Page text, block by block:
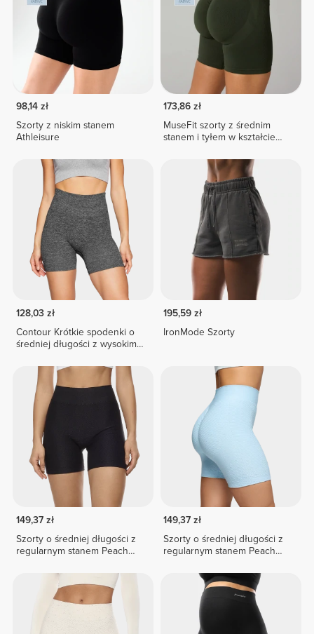
98,14 zł
Szorty z niskim stanem
Athleisure
173,86 zł
MuseFit szorty z średnim
stanem i tyłem w kształcie
128,03 zł
Contour Krótkie spodenki o
średniej długości z wysokim
195,59 zł
IronMode Szorty
149,37 zł
Szorty o średniej długości z
regularnym stanem Peach
149,37 zł
Szorty o średniej długości z
regularnym stanem Peach